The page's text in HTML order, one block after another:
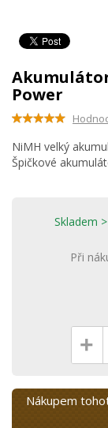
Akumulátor
Power
NiMH velký
Špičkové
Skladem
Při
+
Nákupem